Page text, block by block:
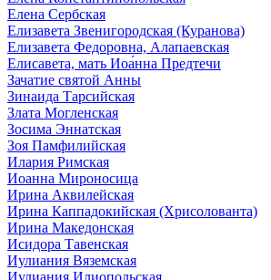
Елена Сербская
Елизавета Звенигородская (Куранова)
Елизавета Федоровна, Алапаевская
Елисавета, мать Иоа́нна Предтечи
Зачатие святой Анны
Зинаида Тарсийская
Злата Могленская
Зосима Эннатская
Зоя Памфилийская
Илария Римская
Иоанна Мироносица
Ирина Аквилейская
Ирина Каппадокийская (Хрисолованта)
Ирина Македонская
Исидора Тавенская
Иулиания Вяземская
Иулиания Илиопольская